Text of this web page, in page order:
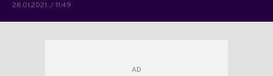
28.01.2021. / 11:49